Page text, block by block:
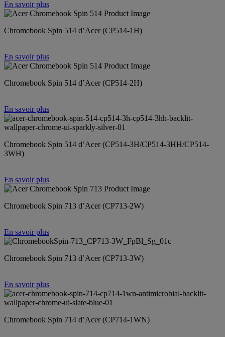
En savoir plus
Chromebook Spin 514 d’Acer (CP514-1H)
En savoir plus
Chromebook Spin 514 d’Acer (CP514-2H)
En savoir plus
Chromebook Spin 514 d’Acer (CP514-3H/CP514-3HH/CP514-
3WH)
En savoir plus
Chromebook Spin 713 d’Acer (CP713-2W)
En savoir plus
Chromebook Spin 713 d’Acer (CP713-3W)
En savoir plus
Chromebook Spin 714 d’Acer (CP714-1WN)